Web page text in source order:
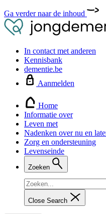
Ga verder naar de inhoud
In contact met anderen
Kennisbank
dementie.be
Aanmelden
Home
Informatie over
Leven met
Nadenken over nu en
Zorg en ondersteuning
Levenseinde
Zoeken
Close Search